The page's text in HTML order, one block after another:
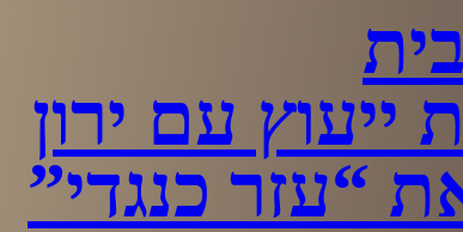
ייעוץ עם ירון
“עזר כנגדי”